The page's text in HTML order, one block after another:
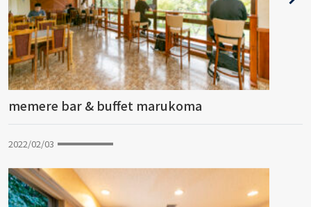
memere bar & buffet marukoma
2022/02/03